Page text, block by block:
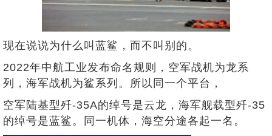
现在说说为什么叫蓝鲨，而不叫别的。
2022年中航工业发布命名规则，空军战机为龙系
列，海军战机为鲨系列。所以同一个平台，
空军陆基型歼-35A的绰号是云龙，海军舰载型歼-35
的绰号是蓝鲨。同一机体，海空分途各起一名。